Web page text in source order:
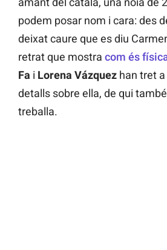
podem posar nom i cara: des
deixat caure que es diu
retrat que mostra com és
Fa i Lorena Vázquez han tret
detalls sobre ella, de qui
treballa.